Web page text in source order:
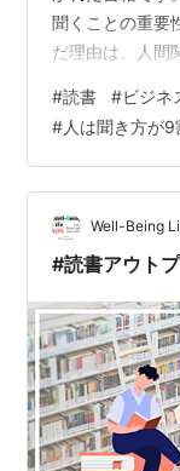
聞くことの重要
だ理由は、人間
ーチを学びたか
の中心的なテー
人々が安心感を
しやすくなると
ーマに興味を持
で、相手の話
#読書 #ビジネ
#人は聞き方が9
Well-Being
#読書アウト